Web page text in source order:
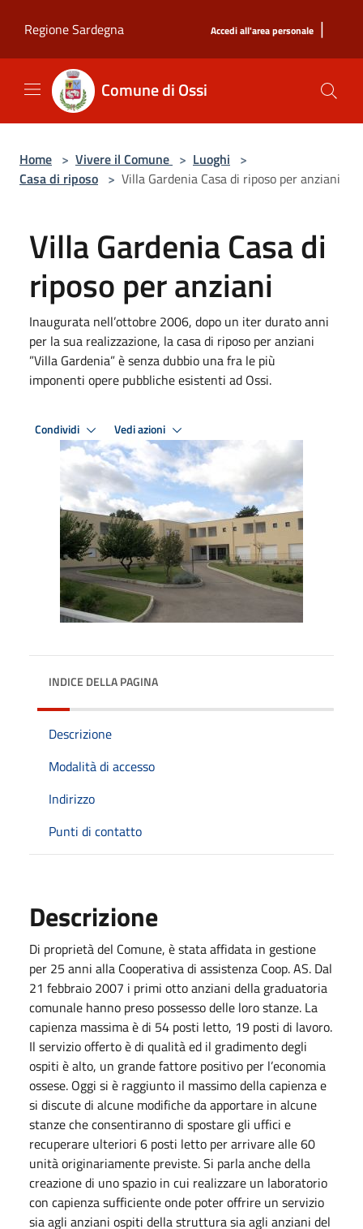
Regione Sardegna
Accedi all'area personale |
Comune di Ossi
Home > Vivere il Comune > Luoghi >
Casa di riposo > Villa Gardenia Casa di riposo per anziani
Villa Gardenia Casa di
riposo per anziani
Inaugurata nell’ottobre 2006, dopo un iter durato anni
per la sua realizzazione, la casa di riposo per anziani
”Villa Gardenia” è senza dubbio una fra le più
imponenti opere pubbliche esistenti ad Ossi.
Condividi Vedi azioni
INDICE DELLA PAGINA
Descrizione
Modalità di accesso
Indirizzo
Punti di contatto
Descrizione
Di proprietà del Comune, è stata affidata in gestione
per 25 anni alla Cooperativa di assistenza Coop. AS. Dal
21 febbraio 2007 i primi otto anziani della graduatoria
comunale hanno preso possesso delle loro stanze. La
capienza massima è di 54 posti letto, 19 posti di lavoro.
Il servizio offerto è di qualità ed il gradimento degli
ospiti è alto, un grande fattore positivo per l’economia
ossese. Oggi si è raggiunto il massimo della capienza e
si discute di alcune modifiche da apportare in alcune
stanze che consentiranno di spostare gli uffici e
recuperare ulteriori 6 posti letto per arrivare alle 60
unità originariamente previste. Si parla anche della
creazione di uno spazio in cui realizzare un laboratorio
con capienza sufficiente onde poter offrire un servizio
sia agli anziani ospiti della struttura sia agli anziani del